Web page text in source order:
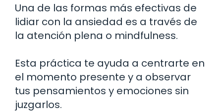
Una de las formas más efectivas de
lidiar con la ansiedad es a través de
la atención plena o mindfulness.
Esta práctica te ayuda a centrarte en
el momento presente y a observar
tus pensamientos y emociones sin
juzgarlos.